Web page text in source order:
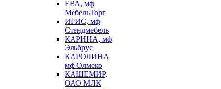
ЕВА, мф
МебельТорг
ИРИС, мф
Стендмебель
КАРИНА, мф
Эльбрус
КАРОЛИНА,
мф Олмеко
КАШЕМИР,
ОАО МЛК